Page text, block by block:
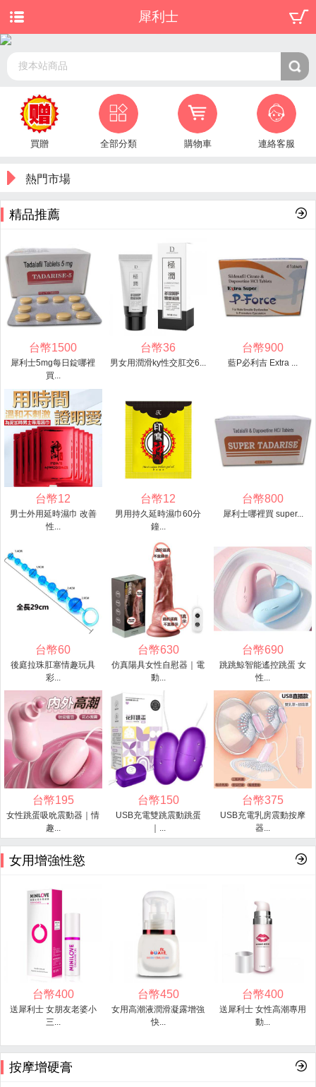
犀利士
搜本站商品
買贈 全部分類 購物車 連絡客服
熱門市場
精品推薦
台幣1500
犀利士5mg每日錠哪裡
買...
台幣36
男女用潤滑ky性交肛交6...
台幣900
藍P必利吉 Extra ...
台幣12
男士外用延時濕巾 改善
性...
台幣12
男用持久延時濕巾60分
鐘...
台幣800
犀利士哪裡買 super...
台幣60
後庭拉珠肛塞情趣玩具
彩...
台幣630
仿真陽具女性自慰器｜電
動...
台幣690
跳跳鯨智能遙控跳蛋 女
性...
台幣195
女性跳蛋吸吮震動器｜情
趣...
台幣150
USB充電雙跳震動跳蛋
｜...
台幣375
USB充電乳房震動按摩
器...
女用增強性慾
台幣400
送犀利士 女朋友老婆小
三...
台幣450
女用高潮液潤滑凝露增強
快...
台幣400
送犀利士 女性高潮專用
動...
按摩增硬膏